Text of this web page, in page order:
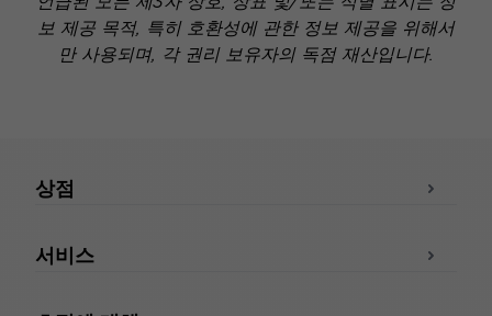
보 제공 목적, 특히 호환성에 관한 정보 제공을 위해서
만 사용되며, 각 권리 보유자의 독점 재산입니다.
상점
서비스